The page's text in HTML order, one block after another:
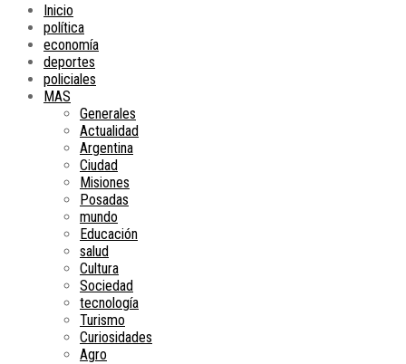
Inicio
política
economía
deportes
policiales
MAS
Generales
Actualidad
Argentina
Ciudad
Misiones
Posadas
mundo
Educación
salud
Cultura
Sociedad
tecnología
Turismo
Curiosidades
Agro